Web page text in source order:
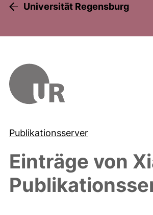
Universität Regensburg
Publikationsserver
Einträge von